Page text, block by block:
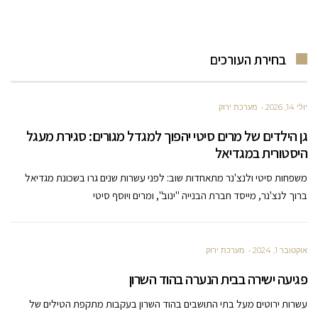
בחירת העורכים
יולי 14, 2026 מערכת ירוק
גן הילדים של מרים סיטי יהפוך למגדל מגורים: סגירת מעגל
היסטורית במגדיאל
משפחות סיטי ולנצ'נר מתאחדות שוב: לפני עשרות שנים גרו בשכונת מגדיאל
ברוך לנצ'נר, מייסד חברת הבנייה "ינוב", ומרים ויוסף סיטי
אוקטובר 1, 2024 מערכת ירוק
פגיעה ישירה בבית הנערה בהוד השרון
עשרות ירוטים מעל בתי התושבים בהוד השרון בעקבות מתקפת הטילים של